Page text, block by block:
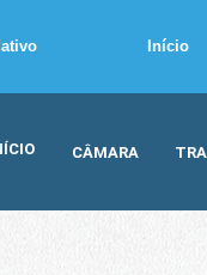
Início
CÂMARA